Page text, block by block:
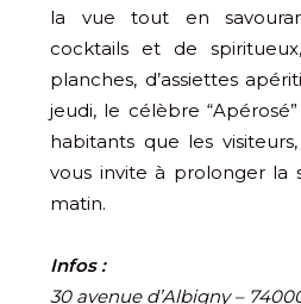
la vue tout en
cocktails et de
planches, d’assiettes
jeudi, le célèbre
habitants que les
vous invite à prolonger la
matin.
Infos :
30 avenue d’Albigny –